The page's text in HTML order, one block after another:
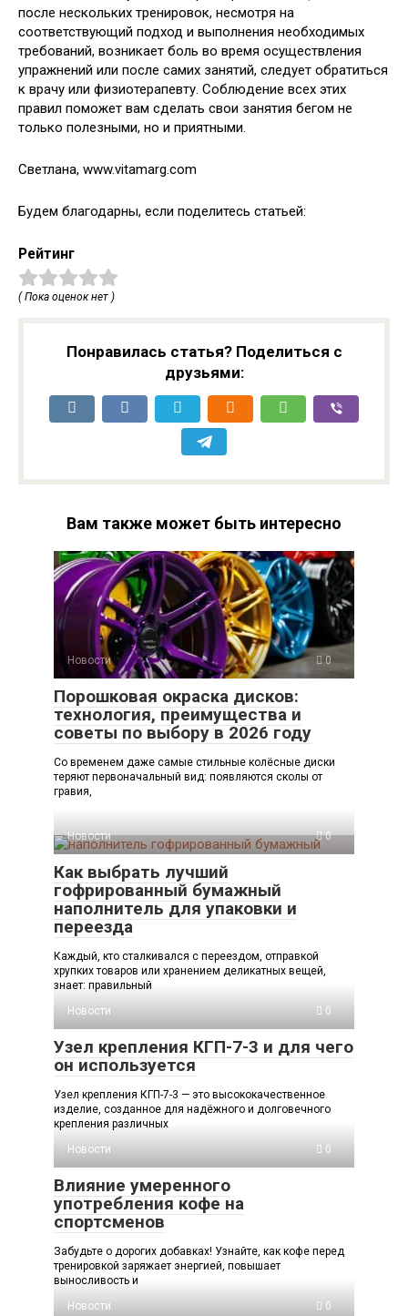
после нескольких тренировок, несмотря на
соответствующий подход и выполнения необходимых
требований, возникает боль во время осуществления
упражнений или после самих занятий, следует обратиться
к врачу или физиотерапевту. Соблюдение всех этих
правил поможет вам сделать свои занятия бегом не
только полезными, но и приятными.
Светлана, www.vitamarg.com
Будем благодарны, если поделитесь статьей:
Рейтинг
( Пока оценок нет )
Понравилась статья? Поделиться с
друзьями:
Вам также может быть интересно
Новости 0
Порошковая окраска дисков:
технология, преимущества и
советы по выбору в 2026 году
Со временем даже самые стильные колёсные диски
теряют первоначальный вид: появляются сколы от
гравия,
Новости 0
Как выбрать лучший
гофрированный бумажный
наполнитель для упаковки и
переезда
Каждый, кто сталкивался с переездом, отправкой
хрупких товаров или хранением деликатных вещей,
знает: правильный
Новости
0
Узел крепления КГП-7-3 и для чего
он используется
Узел крепления КГП-7-3 — это высококачественное
изделие, созданное для надёжного и долговечного
крепления различных
Новости
0
Влияние умеренного
употребления кофе на
спортсменов
Забудьте о дорогих добавках! Узнайте, как кофе перед
тренировкой заряжает энергией, повышает
выносливость и
Новости
0